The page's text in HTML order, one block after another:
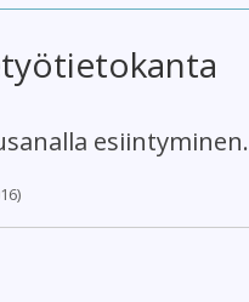
esiintyminen.